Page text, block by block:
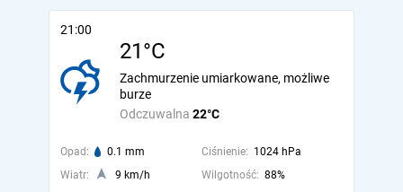
21:00
21°C
Odczuwalna 22°C
Zachmurzenie umiarkowane, możliwe
burze
Opad: 0.1 mm Ciśnienie: 1024 hPa
Wiatr:
9 km/h Wilgotność: 88%